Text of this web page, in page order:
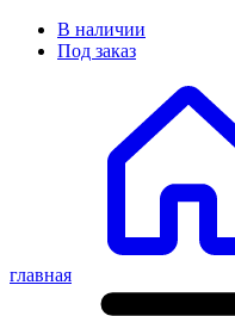
В наличии
Под заказ
главная